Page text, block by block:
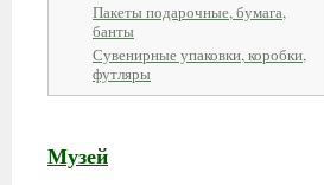
Пакеты подарочные, бумага,
банты
Сувенирные упаковки, коробки,
футляры
Музей